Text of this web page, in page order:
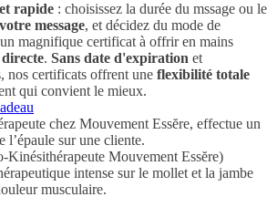
rapide : choisissez la durée du mssage ou le
message, et décidez du mode de
magnifique certificat à offrir en mains
. Sans date d'expiration et
nos certificats offrent une flexibilité totale
qui convient le mieux.